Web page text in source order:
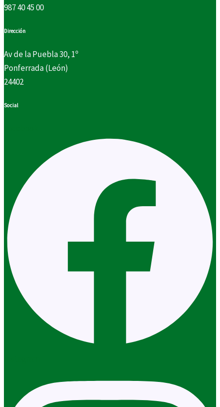
987 40 45 00
Dirección
Av de la Puebla 30, 1º
Ponferrada (León)
24402
Social